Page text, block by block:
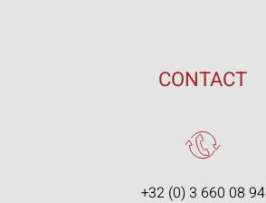
CONTACT
+32 (0) 3 660 08 94